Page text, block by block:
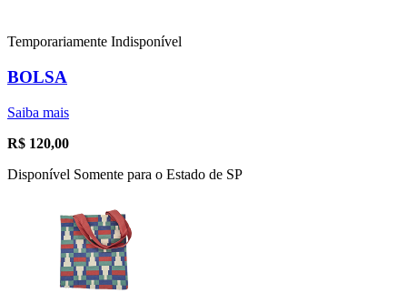
Temporariamente Indisponível
BOLSA
Saiba mais
R$ 120,00
Disponível Somente para o Estado de SP